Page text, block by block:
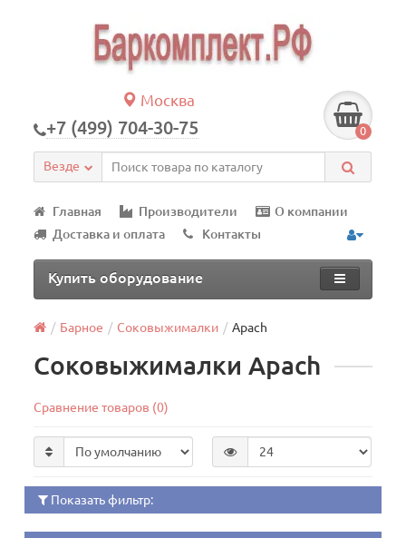
Москва
+7 (499) 704-30-75 0
Везде
Главная Производители
О компании
Доставка и оплата
Контакты
Купить оборудование
Барное Соковыжималки Apach
Соковыжималки Apach
Сравнение товаров (0)
Показать фильтр: